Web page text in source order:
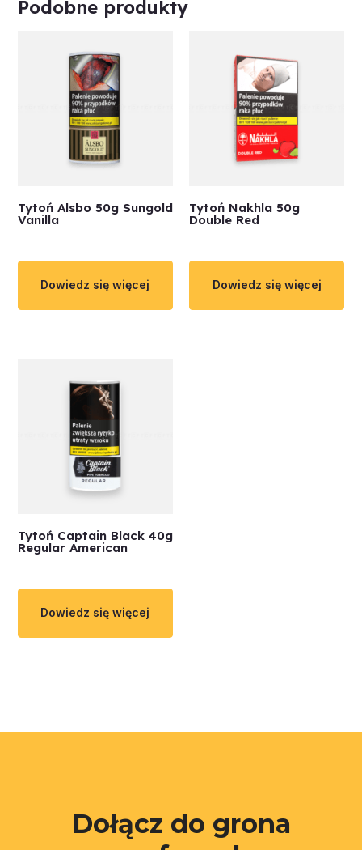
Podobne produkty
Tytoń Alsbo 50g Sungold
Vanilla
Dowiedz się więcej
Tytoń Nakhla 50g
Double Red
Dowiedz się więcej
Tytoń Captain Black 40g
Regular American
Dowiedz się więcej
Dołącz do grona